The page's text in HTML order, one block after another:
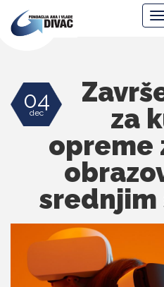
Ana
04
dec
za
opreme
srednjim